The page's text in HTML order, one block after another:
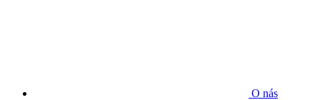
O nás